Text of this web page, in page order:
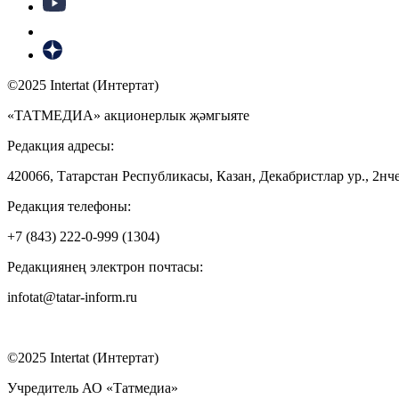
©2025 Intertat (Интертат)
«ТАТМЕДИА» акционерлык җәмгыяте
Редакция адресы:
420066, Татарстан Республикасы, Казан, Декабристлар ур.,
Редакция телефоны:
+7 (843) 222-0-999 (1304)
Редакциянең электрон почтасы:
infotat@tatar-inform.ru
©2025 Intertat (Интертат)
Учредитель АО «Татмедиа»